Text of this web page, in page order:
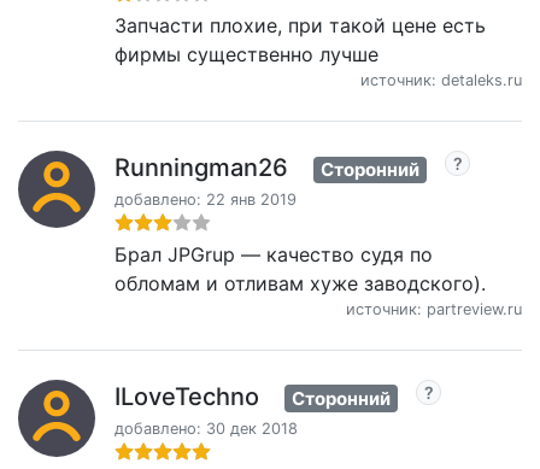
Запчасти плохие, при такой цене есть
фирмы существенно лучше
источник: detaleks.ru
Runningman26 Сторонний
добавлено: 22 янв 2019
Брал JPGrup — качество судя по
обломам и отливам хуже заводского).
источник: partreview.ru
ILoveTechno Сторонний
добавлено: 30 дек 2018